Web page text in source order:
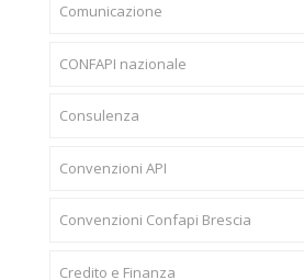
Comunicazione
CONFAPI nazionale
Consulenza
Convenzioni API
Convenzioni Confapi Brescia
Credito e Finanza